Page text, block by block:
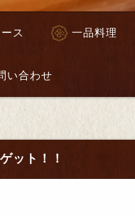
ス 一品料理
い合わせ
ット！！